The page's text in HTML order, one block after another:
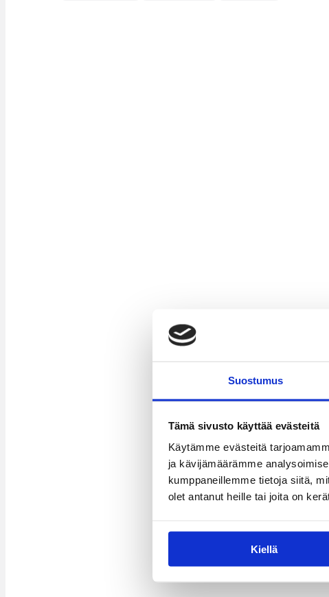
Suostumus
Tämä sivusto käyttää evästeitä
Käytämme evästeitä
ja kävijämäärämme
kumppaneillemme tietoja siitä,
olet antanut heille tai joita on
Kiellä